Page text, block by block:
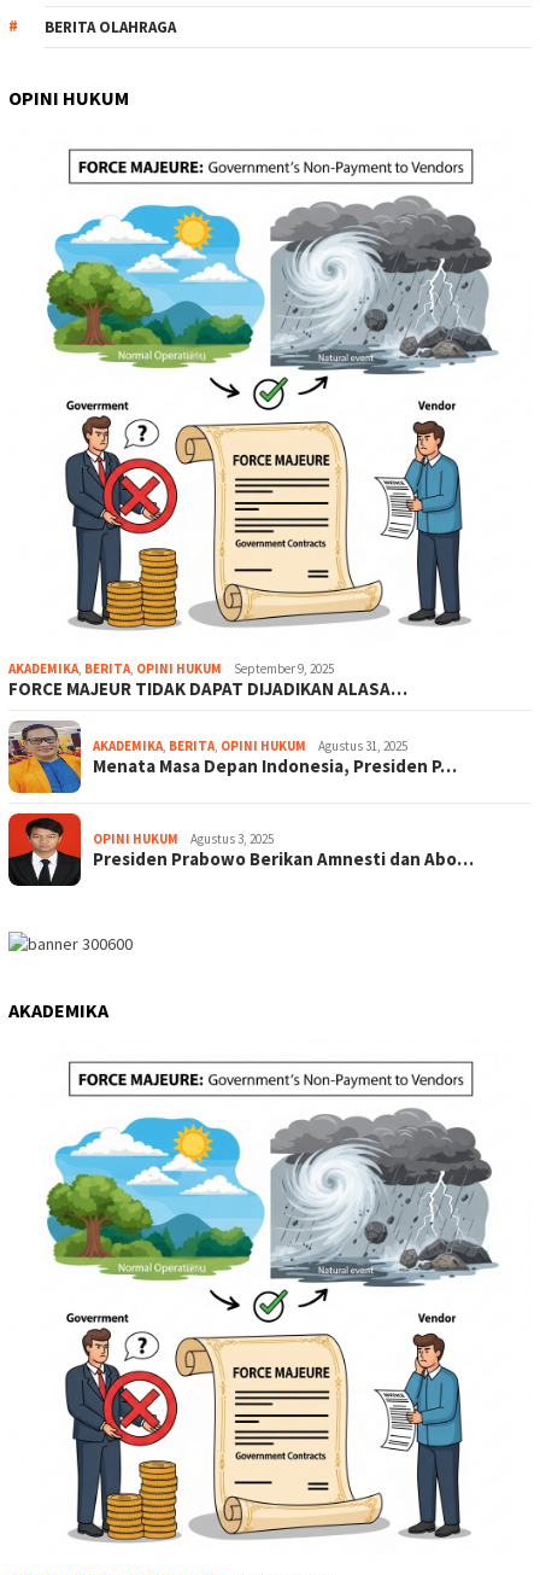
BERITA OLAHRAGA
OPINI HUKUM
AKADEMIKA, BERITA, OPINI HUKUM September 9, 2025
FORCE MAJEUR TIDAK DAPAT DIJADIKAN ALASA…
AKADEMIKA, BERITA, OPINI HUKUM Agustus 31, 2025
Menata Masa Depan Indonesia, Presiden P…
OPINI HUKUM Agustus 3, 2025
Presiden Prabowo Berikan Amnesti dan Abo…
AKADEMIKA